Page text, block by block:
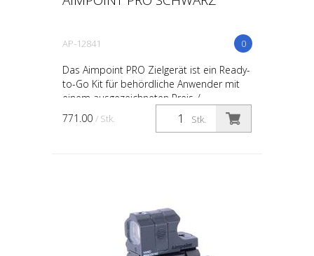
0
AP-12841
Das Aimpoint PRO Zielgerät ist ein Ready-
to-Go Kit für behördliche Anwender mit
einem ausgezeichneten Preis-/
Leistungsverhältnis. Das Kit beinhaltet die
Montage, den Lin...
Stk.
771.00 / Stk.